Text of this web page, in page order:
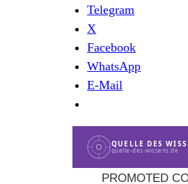
Telegram
X
Facebook
WhatsApp
E-Mail
QUELLE DES
quelle-des-wissens.de